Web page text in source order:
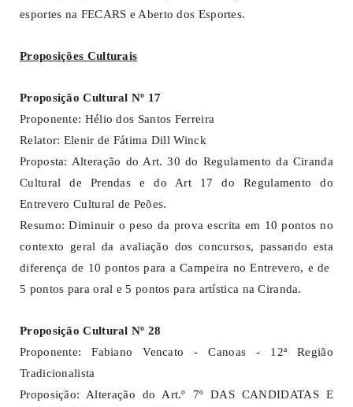
esportes na FECARS e Aberto dos Esportes.
Proposições Culturais
Proposição Cultural Nº 17
Proponente: Hélio dos Santos Ferreira
Relator: Elenir de Fátima Dill Winck
Proposta: Alteração do Art. 30 do Regulamento da Ciranda
Cultural de Prendas e do Art 17 do Regulamento do
Entrevero Cultural de Peões.
Resumo: Diminuir o peso da prova escrita em 10 pontos no
contexto geral da avaliação dos concursos, passando esta
diferença de 10 pontos para a Campeira no Entrevero, e de
5 pontos para oral e 5 pontos para artística na Ciranda.
Proposição Cultural Nº 28
Proponente: Fabiano Vencato - Canoas - 12ª Região
Tradicionalista
Proposição: Alteração do Art.º 7º DAS CANDIDATAS E